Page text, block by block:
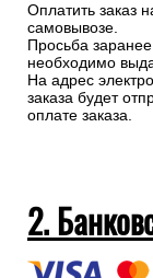
Оплатить заказ
самовывозе.
Просьба
необходимо
На адрес
заказа будет
оплате заказа.
2.